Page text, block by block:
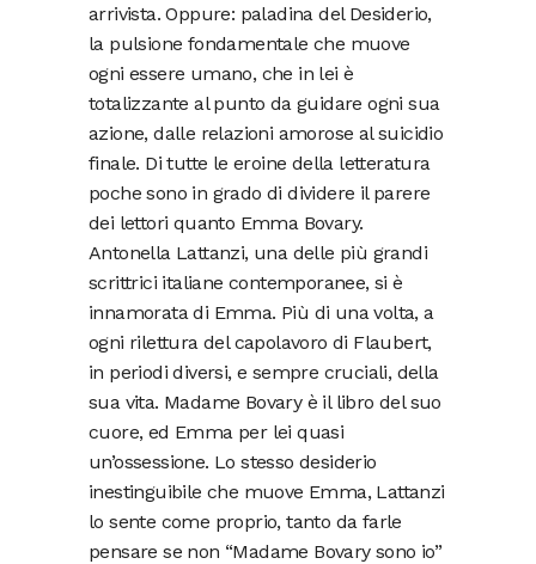
arrivista. Oppure: paladina del Desiderio,
la pulsione fondamentale che muove
ogni essere umano, che in lei è
totalizzante al punto da guidare ogni sua
azione, dalle relazioni amorose al suicidio
finale. Di tutte le eroine della letteratura
poche sono in grado di dividere il parere
dei lettori quanto Emma Bovary.
Antonella Lattanzi, una delle più grandi
scrittrici italiane contemporanee, si è
innamorata di Emma. Più di una volta, a
ogni rilettura del capolavoro di Flaubert,
in periodi diversi, e sempre cruciali, della
sua vita. Madame Bovary è il libro del suo
cuore, ed Emma per lei quasi
un’ossessione. Lo stesso desiderio
inestinguibile che muove Emma, Lattanzi
lo sente come proprio, tanto da farle
pensare se non “Madame Bovary sono io”